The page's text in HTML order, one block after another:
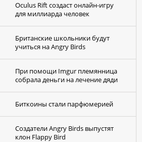
Oculus Rift создаст онлайн-игру
для миллиарда человек
Британские школьники будут
учиться на Angry Birds
При помощи Imgur племянница
собрала деньги на лечение дяди
Биткоины стали парфюмерией
Создатели Angry Birds выпустят
клон Flappy Bird